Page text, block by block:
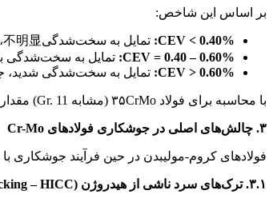
بر اساس این شاخص:
CEV < 0.40%: تمایل به سخت‌شدگی不明显، جوش‌پذیری عالی، نیاز به پیش‌گرمایش ندارد.
CEV = 0.40 – 0.60%: تمایل به سخت‌شدگی
CEV > 0.60%: تمایل به سخت‌شدگی شدید،
با محاسبه برای فولاد ۳۵CrMo (مشابه Gr. 11) مقدار CEV حدود ۰.۷۲ درصد به دست می‌آید که نشان‌دهنده جوش‌پذیری نسبتاً ضعیف و نیاز شدید به کنترل حرارتی است.
۳. چالش‌های اصلی در جوشکاری فولادهای Cr-Mo
فولادهای کروم-مولیبدن در حین فرآیند
۳.۱. ترک‌های سرد ناشی از هیدروژن (Hydrogen-Induced Cold Cracking – HICC)